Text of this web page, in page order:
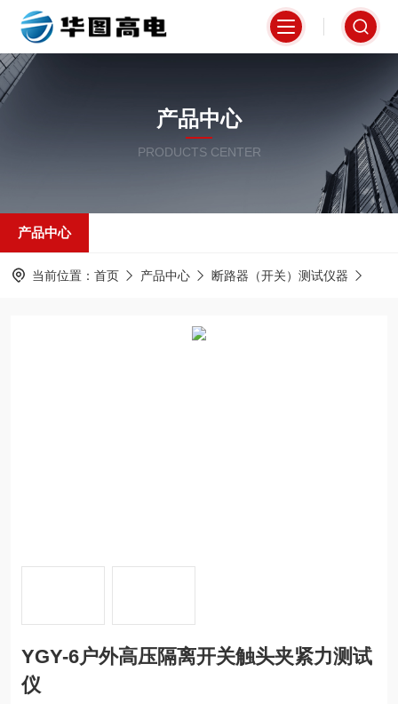
产品中心
PRODUCTS CENTER
产品中心
当前位置： 首页 产品中心 断路器（开关）测试仪器
YGY-6户外高压隔离开关触头夹紧力测试
仪